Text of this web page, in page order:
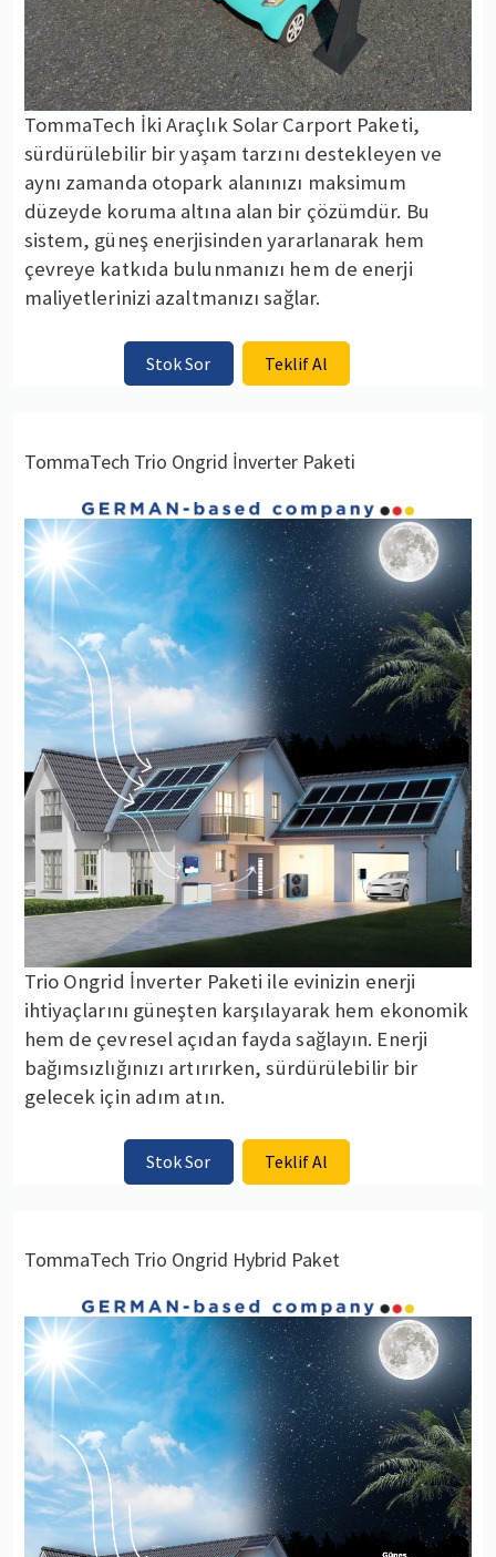
TommaTech İki Araçlık Solar Carport Paketi,
sürdürülebilir bir yaşam tarzını destekleyen ve
aynı zamanda otopark alanınızı maksimum
düzeyde koruma altına alan bir çözümdür. Bu
sistem, güneş enerjisinden yararlanarak hem
çevreye katkıda bulunmanızı hem de enerji
maliyetlerinizi azaltmanızı sağlar.
Stok Sor Teklif Al
TommaTech Trio Ongrid İnverter Paketi
Trio Ongrid İnverter Paketi ile evinizin enerji
ihtiyaçlarını güneşten karşılayarak hem ekonomik
hem de çevresel açıdan fayda sağlayın. Enerji
bağımsızlığınızı artırırken, sürdürülebilir bir
gelecek için adım atın.
Stok Sor Teklif Al
TommaTech Trio Ongrid Hybrid Paket